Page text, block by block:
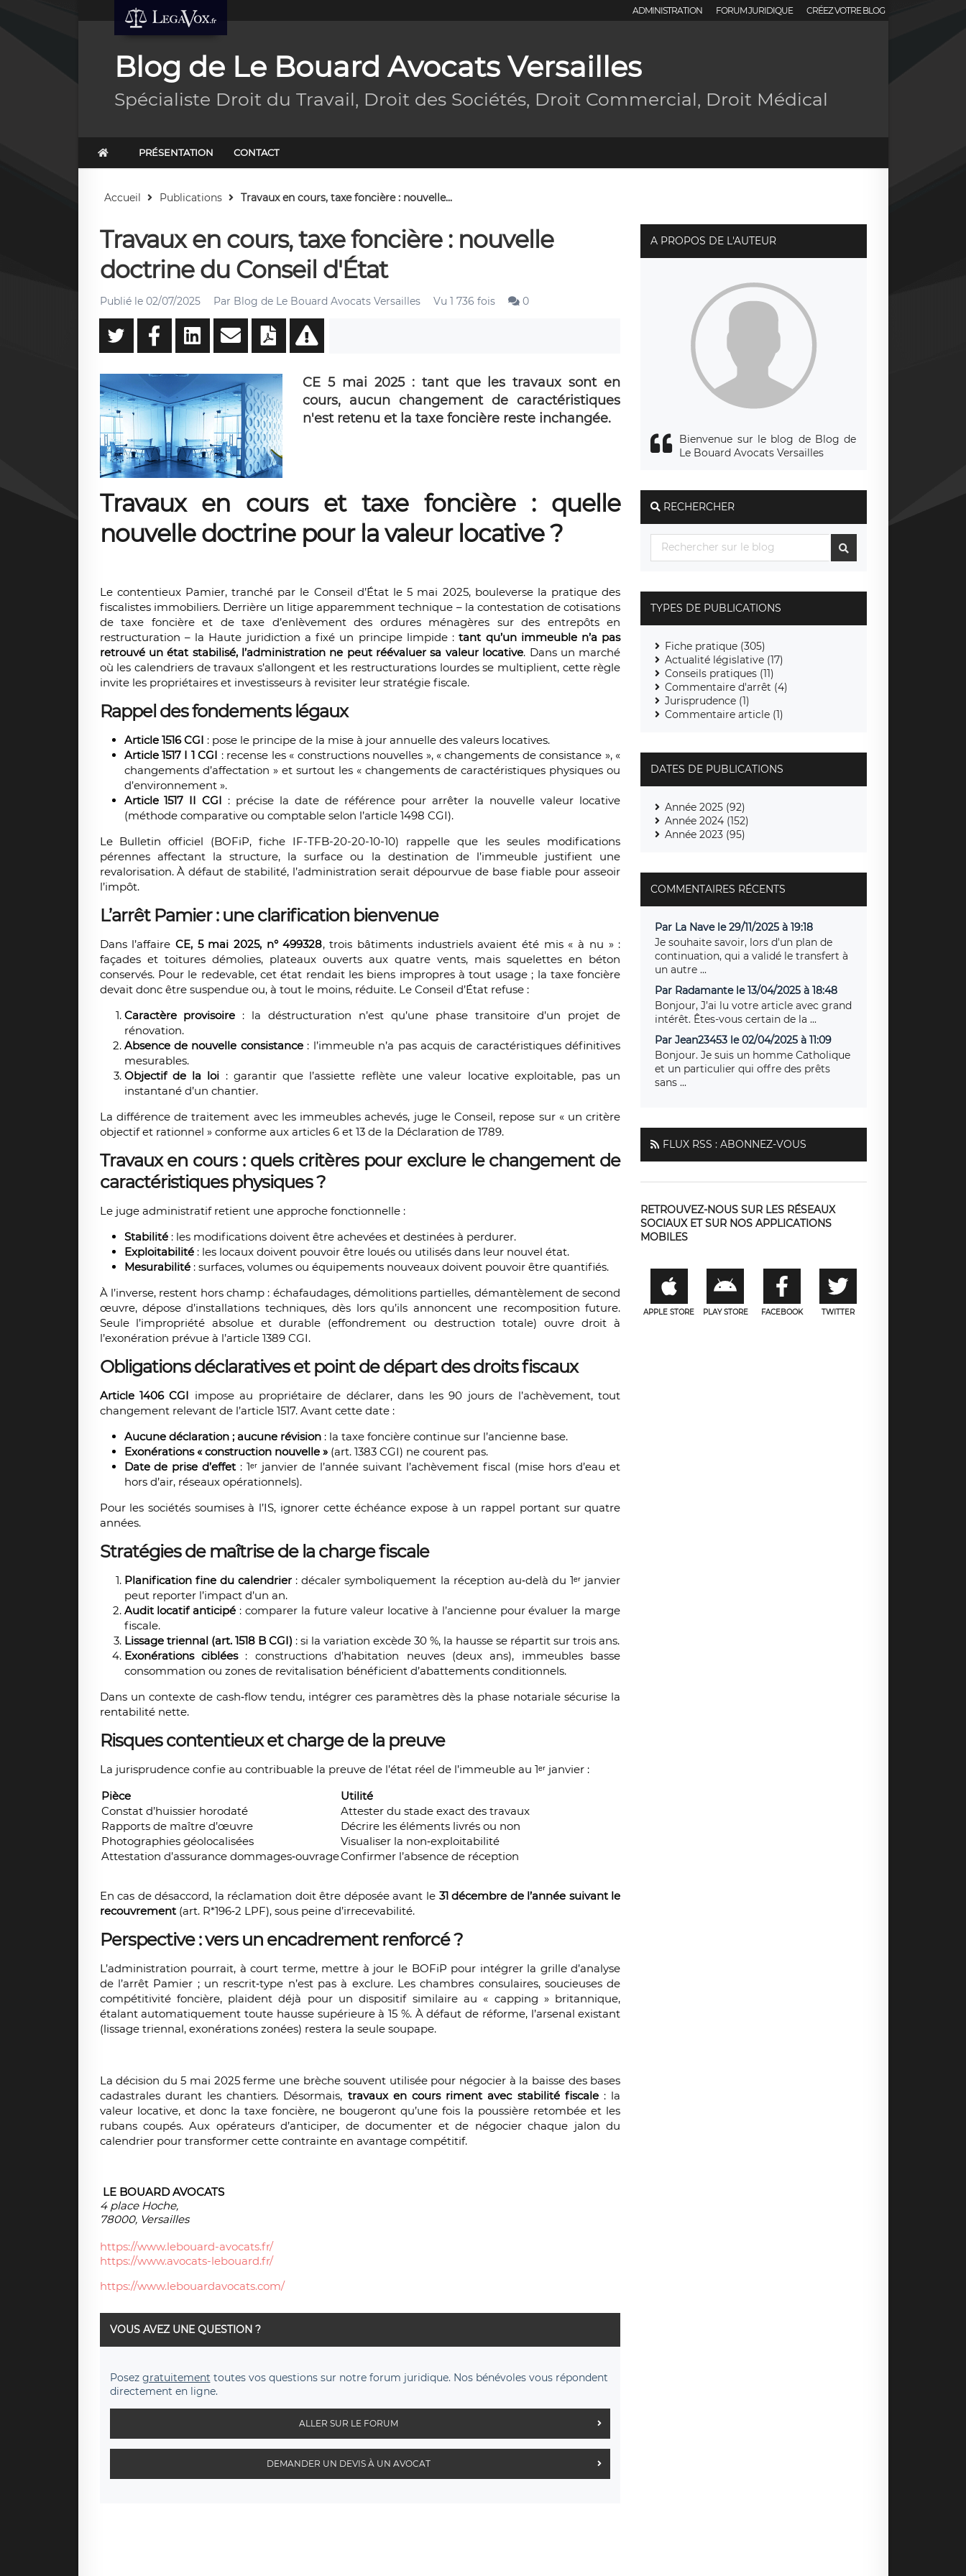
ADMINISTRATION FORUM JURIDIQUE CRÉEZ VOTRE BLOG
Blog de Le Bouard Avocats Versailles
Spécialiste Droit du Travail, Droit des Sociétés, Droit Commercial, Droit Médical
PRÉSENTATION CONTACT
Accueil Publications Travaux en cours, taxe foncière : nouvelle...
Travaux en cours, taxe foncière : nouvelle
doctrine du Conseil d'État
Publié le 02/07/2025 Par Blog de Le Bouard Avocats Versailles Vu 1 736 fois 0
CE 5 mai 2025 : tant que les travaux sont en
cours, aucun changement de caractéristiques
n'est retenu et la taxe foncière reste inchangée.
Travaux en cours et taxe foncière : quelle
nouvelle doctrine pour la valeur locative ?
Le contentieux Pamier, tranché par le Conseil d’État le 5 mai 2025, bouleverse la pratique des
fiscalistes immobiliers. Derrière un litige apparemment technique – la contestation de cotisations
de taxe foncière et de taxe d’enlèvement des ordures ménagères sur des entrepôts en
restructuration – la Haute juridiction a fixé un principe limpide :tant qu’un immeuble n’a pas
retrouvé un état stabilisé, l’administration ne peut réévaluer sa valeur locative. Dans un marché
où les calendriers de travaux s’allongent et les restructurations lourdes se multiplient, cette règle
invite les propriétaires et investisseurs à revisiter leur stratégie fiscale.
Rappel des fondements légaux
Article 1516 CGI : pose le principe de la mise à jour annuelle des valeurs locatives.
Article 1517 I 1 CGI : recense les « constructions nouvelles », « changements de consistance », «
changements d’affectation » et surtout les « changements de caractéristiques physiques ou
d’environnement ».
Article 1517 II CGI : précise la date de référence pour arrêter la nouvelle valeur locative
(méthode comparative ou comptable selon l’article 1498 CGI).
Le Bulletin officiel (BOFiP, fiche IF-TFB-20-20-10-10) rappelle que les seules modifications
pérennes affectant la structure, la surface ou la destination de l’immeuble justifient une
revalorisation. À défaut de stabilité, l’administration serait dépourvue de base fiable pour asseoir
l’impôt.
L’arrêt Pamier : une clarification bienvenue
Dans l’affaire CE, 5 mai 2025, n° 499328, trois bâtiments industriels avaient été mis « à nu » :
façades et toitures démolies, plateaux ouverts aux quatre vents, mais squelettes en béton
conservés. Pour le redevable, cet état rendait les biens impropres à tout usage ; la taxe foncière
devait donc être suspendue ou, à tout le moins, réduite. Le Conseil d’État refuse :
Caractère provisoire : la déstructuration n’est qu’une phase transitoire d’un projet de
rénovation.
Absence de nouvelle consistance: l’immeuble n’a pas acquis de caractéristiques définitives
mesurables.
Objectif de la loi : garantir que l’assiette reflète une valeur locative exploitable, pas un
instantané d’un chantier.
La différence de traitement avec les immeubles achevés, juge le Conseil, repose sur « un critère
objectif et rationnel » conforme aux articles 6 et 13 de la Déclaration de 1789.
Travaux en cours : quels critères pour exclure le changement de
caractéristiques physiques ?
Le juge administratif retient une approche fonctionnelle :
Stabilité: les modifications doivent être achevées et destinées à perdurer.
Exploitabilité: les locaux doivent pouvoir être loués ou utilisés dans leur nouvel état.
Mesurabilité: surfaces, volumes ou équipements nouveaux doivent pouvoir être quantifiés.
À l’inverse, restent hors champ : échafaudages, démolitions partielles, démantèlement de second
œuvre, dépose d’installations techniques, dès lors qu’ils annoncent une recomposition future.
Seule l’impropriété absolue et durable (effondrement ou destruction totale) ouvre droit à
l’exonération prévue à l’article 1389 CGI.
Obligations déclaratives et point de départ des droits fiscaux
Article 1406 CGI impose au propriétaire de déclarer, dans les 90 jours de l’achèvement, tout
changement relevant de l’article 1517. Avant cette date :
Aucune déclaration ; aucune révision: la taxe foncière continue sur l’ancienne base.
Exonérations « construction nouvelle »(art. 1383 CGI) ne courent pas.
Date de prise d’effet: 1ᵉʳ janvier de l’année suivant l’achèvement fiscal (mise hors d’eau et
hors d’air, réseaux opérationnels).
Pour les sociétés soumises à l’IS, ignorer cette échéance expose à un rappel portant sur quatre
années.
Stratégies de maîtrise de la charge fiscale
Planification fine du calendrier: décaler symboliquement la réception au‐delà du 1ᵉʳ janvier
peut reporter l’impact d’un an.
Audit locatif anticipé : comparer la future valeur locative à l’ancienne pour évaluer la marge
fiscale.
Lissage triennal (art. 1518 B CGI) : si la variation excède 30 %, la hausse se répartit sur trois ans.
Exonérations ciblées: constructions d’habitation neuves (deux ans), immeubles basse
consommation ou zones de revitalisation bénéficient d’abattements conditionnels.
Dans un contexte de cash‐flow tendu, intégrer ces paramètres dès la phase notariale sécurise la
rentabilité nette.
Risques contentieux et charge de la preuve
La jurisprudence confie au contribuable la preuve de l’état réel de l’immeuble au 1ᵉʳ janvier :
Pièce
Utilité
Constat d’huissier horodaté
Attester du stade exact des travaux
Rapports de maître d’œuvre
Décrire les éléments livrés ou non
Photographies géolocalisées
Visualiser la non‐exploitabilité
Attestation d’assurance dommages‐ouvrageConfirmer l’absence de réception
En cas de désaccord, la réclamation doit être déposée avant le 31 décembre de l’année suivant le
recouvrement(art. R*196‐2 LPF), sous peine d’irrecevabilité.
Perspective : vers un encadrement renforcé ?
L’administration pourrait, à court terme, mettre à jour le BOFiP pour intégrer la grille d’analyse
de l’arrêt Pamier ; un rescrit‐type n’est pas à exclure. Les chambres consulaires, soucieuses de
compétitivité foncière, plaident déjà pour un dispositif similaire au « capping » britannique,
étalant automatiquement toute hausse supérieure à 15 %. À défaut de réforme, l’arsenal existant
(lissage triennal, exonérations zonées) restera la seule soupape.
La décision du 5 mai 2025 ferme une brèche souvent utilisée pour négocier à la baisse des bases
cadastrales durant les chantiers. Désormais, travaux en cours riment avec stabilité fiscale: la
valeur locative, et donc la taxe foncière, ne bougeront qu’une fois la poussière retombée et les
rubans coupés. Aux opérateurs d’anticiper, de documenter et de négocier chaque jalon du
calendrier pour transformer cette contrainte en avantage compétitif.
LE BOUARD AVOCATS
4 place Hoche,
78000, Versailles
https://www.lebouard-avocats.fr/
https://www.avocats-lebouard.fr/
https://www.lebouardavocats.com/
VOUS AVEZ UNE QUESTION ?
Posez gratuitement toutes vos questions sur notre forum juridique. Nos bénévoles vous répondent
directement en ligne.
ALLER SUR LE FORUM
DEMANDER UN DEVIS À UN AVOCAT
A PROPOS DE L'AUTEUR
Bienvenue sur le blog de Blog de
Le Bouard Avocats Versailles
RECHERCHER
TYPES DE PUBLICATIONS
Fiche pratique (305)
Actualité législative (17)
Conseils pratiques (11)
Commentaire d'arrêt (4)
Jurisprudence (1)
Commentaire article (1)
DATES DE PUBLICATIONS
Année 2025 (92)
Année 2024 (152)
Année 2023 (95)
COMMENTAIRES RÉCENTS
Par La Nave le 29/11/2025 à 19:18
Je souhaite savoir, lors d'un plan de
continuation, qui a validé le transfert à
un autre ...
Par Radamante le 13/04/2025 à 18:48
Bonjour, J’ai lu votre article avec grand
intérêt. Êtes-vous certain de la ...
Par Jean23453 le 02/04/2025 à 11:09
Bonjour. Je suis un homme Catholique
et un particulier qui offre des prêts
sans ...
FLUX RSS : ABONNEZ-VOUS
RETROUVEZ-NOUS SUR LES RÉSEAUX
SOCIAUX ET SUR NOS APPLICATIONS
MOBILES
APPLE STORE PLAY STORE FACEBOOK TWITTER